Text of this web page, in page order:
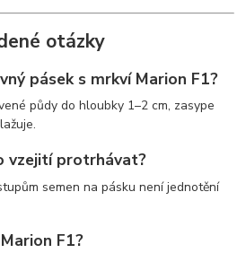
otázky
pásek s mrkví Marion F1?
půdy do hloubky 1–2 cm, zasype
vzejití protrhávat?
semen na pásku není jednotění
F1?